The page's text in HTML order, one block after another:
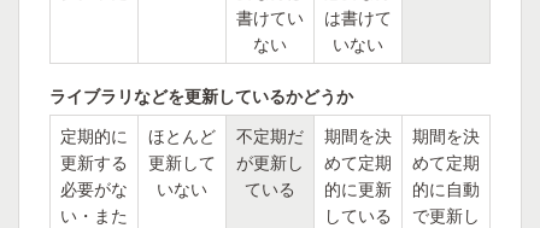
書けてい
ない
は書けて
いない
ライブラリなどを更新しているかどうか
定期的に
更新する
必要がな
い・また
ほとんど
更新して
いない
不定期だ
が更新し
ている
期間を決
めて定期
的に更新
している
期間を決
めて定期
的に自動
で更新し